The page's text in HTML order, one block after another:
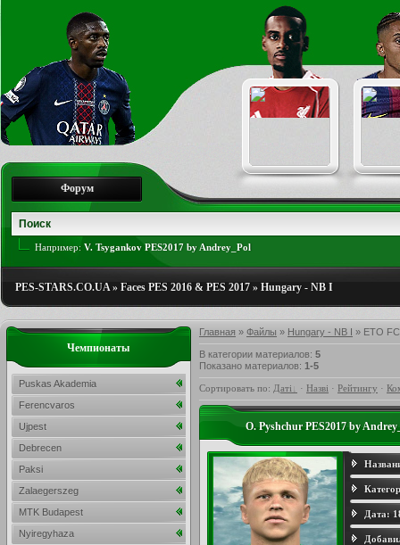
Форум
Например: V. Tsygankov PES2017 by Andrey_Pol
PES-STARS.CO.UA» Faces PES 2016 & PES 2017 » Hungary - NB I
Главная » Файлы » Hungary - NB I » ETO
В категории материалов: 5
Показано материалов: 1-5
Сортировать по: Даті · Назві · Рейтингу ·
O. Pyshchur PES2017 by
Дата:
Чемпионаты
Puskas Akademia
Ferencvaros
Ujpest
Debrecen
Paksi
Zalaegerszeg
MTK Budapest
Nyiregyhaza